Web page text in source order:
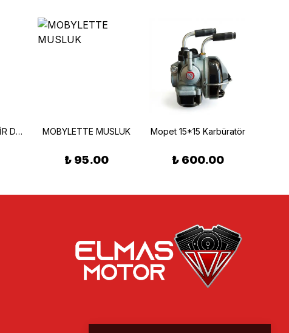
MOBYLETTE ZİNCİR DİŞLİSİ ÇALIK MOBYLETTE MUSLUK
₺ 95.00
Mopet 15*15 Karbüratör
₺ 600.00